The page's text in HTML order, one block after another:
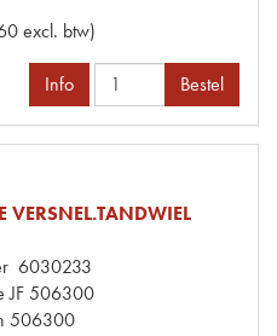
excl. btw)
Info Bestel
VERSNEL.TANDWIEL
6030233
JF506300
506300